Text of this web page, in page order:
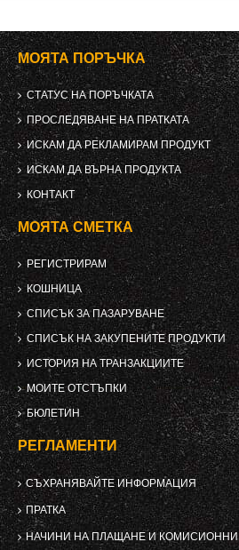
МОЯТА ПОРЪЧКА
СТАТУС НА ПОРЪЧКАТА
ПРОСЛЕДЯВАНЕ НА ПРАТКАТА
ИСКАМ ДА РЕКЛАМИРАМ ПРОДУКТ
ИСКАМ ДА ВЪРНА ПРОДУКТА
КОНТАКТ
МОЯТА СМЕТКА
РЕГИСТРИРАМ
КОШНИЦА
СПИСЪК ЗА ПАЗАРУВАНЕ
СПИСЪК НА ЗАКУПЕНИТЕ ПРОДУКТИ
ИСТОРИЯ НА ТРАНЗАКЦИИТЕ
МОИТЕ ОТСТЪПКИ
БЮЛЕТИН
РЕГЛАМЕНТИ
СЪХРАНЯВАЙТЕ ИНФОРМАЦИЯ
ПРАТКА
НАЧИНИ НА ПЛАЩАНЕ И КОМИСИОННИ